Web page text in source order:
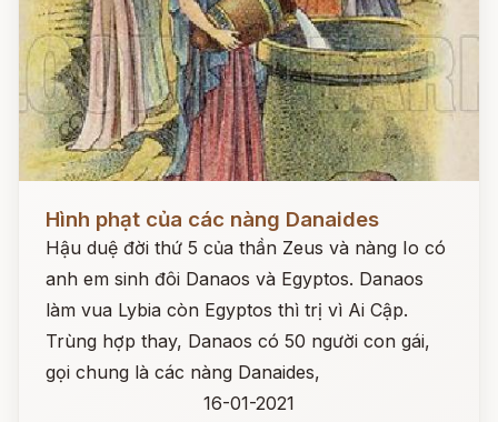
Hình phạt của các nàng Danaides
Hậu duệ đời thứ 5 của thần Zeus và nàng Io có
anh em sinh đôi Danaos và Egyptos. Danaos
làm vua Lybia còn Egyptos thì trị vì Ai Cập.
Trùng hợp thay, Danaos có 50 người con gái,
gọi chung là các nàng Danaides,
16-01-2021